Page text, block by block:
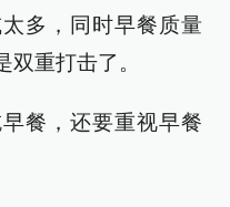
多，同时早餐质量
重打击了。
餐，还要重视早餐